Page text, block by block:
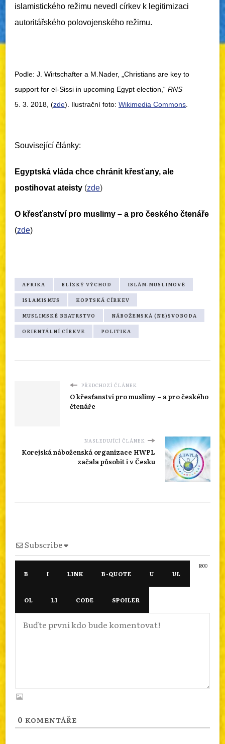
islamistického režimu nevedl církev k legitimizaci
autoritářského polovojenského režimu.
Podle: J. Wirtschafter a M.Nader, „Christians are key to
support for el-Sissi in upcoming Egypt election,“ RNS
5. 3. 2018, (zde). Ilustrační foto: Wikimedia Commons.
Související články:
Egyptská vláda chce chránit křesťany, ale
postihovat ateisty (zde)
O křesťanství pro muslimy – a pro českého čtenáře
(zde)
AFRIKA BLÍZKÝ VÝCHOD ISLÁM-MUSLIMOVÉ
ISLAMISMUS KOPTSKÁ CÍRKEV
MUSLIMSKÉ BRATRSTVO NÁBOŽENSKÁ (NE)SVOBODA
ORIENTÁLNÍ CÍRKVE POLITIKA
PŘEDCHOZÍ ČLÁNEK
O křesťanství pro muslimy – a pro českého
čtenáře
NASLEDUJÍCÍ ČLÁNEK
Korejská náboženská organizace HWPL
začala působit i v Česku
Subscribe
1800
0 KOMENTÁŘE